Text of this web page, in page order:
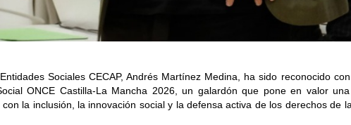
Sociales CECAP, Andrés Martínez Medina, ha sido reconocido
ONCE Castilla-La Mancha 2026, un galardón que pone en valor
la inclusión, la innovación social y la defensa activa de los derechos de